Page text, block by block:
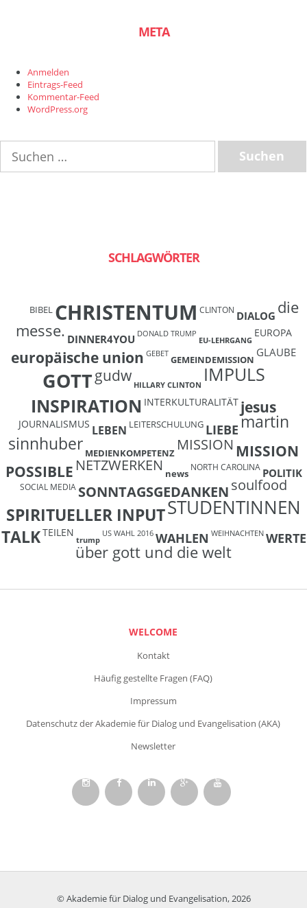
META
Anmelden
Eintrags-Feed
Kommentar-Feed
WordPress.org
nach:
SCHLAGWÖRTER
BIBEL CHRISTENTUM CLINTON DIALOG die
messe. DINNER4YOU DONALD TRUMP
EU-LEHRGANG
EUROPA
europäische union GEBET GEMEINDEMISSION
GLAUBE
GOTTgudw HILLARY CLINTON IMPULS
INSPIRATION INTERKULTURALITÄT jesus
JOURNALISMUS LEBEN LEITERSCHULUNG LIEBEmartin
sinnhuber MEDIENKOMPETENZ MISSION MISSION
POSSIBLE NETZWERKEN news
NORTH CAROLINA POLITIK
SOCIAL MEDIA SONNTAGSGEDANKENsoulfood
SPIRITUELLER INPUTSTUDENTINNEN
TALKTEILEN
trump
US WAHL 2016 WAHLEN WEIHNACHTEN WERTE
über gott und die welt
WELCOME
Kontakt
Häufig gestellte Fragen (FAQ)
Impressum
Datenschutz der Akademie für Dialog und Evangelisation (AKA)
Newsletter
© Akademie für Dialog und Evangelisation, 2026